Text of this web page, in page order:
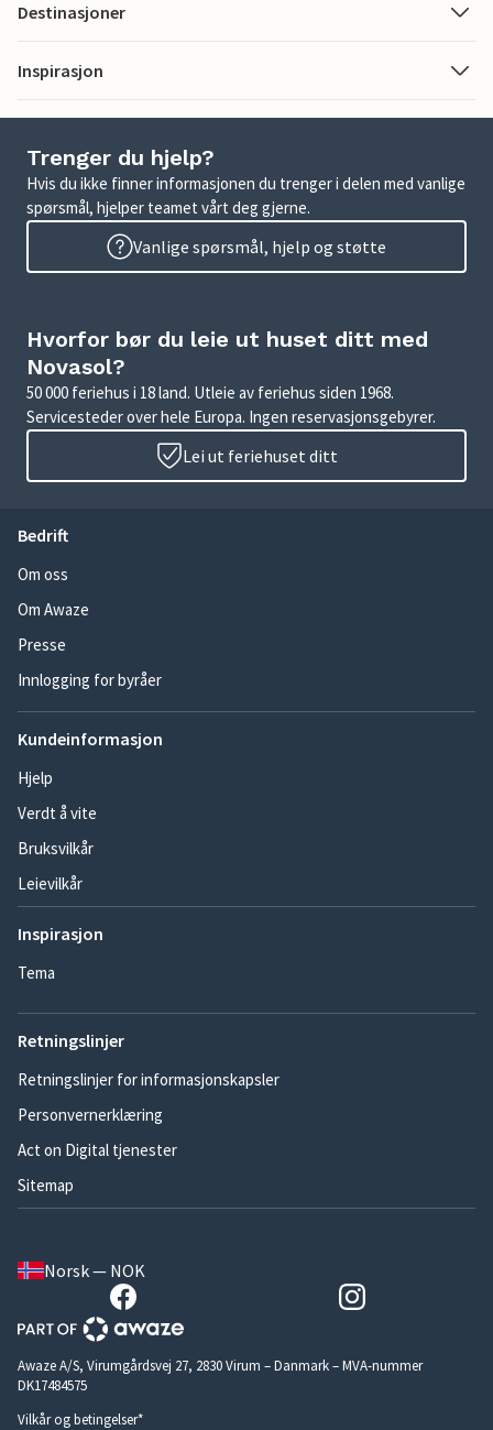
Destinasjoner
Inspirasjon
Trenger du hjelp?
Hvis du ikke finner informasjonen du trenger i delen med vanlige
spørsmål, hjelper teamet vårt deg gjerne.
Vanlige spørsmål, hjelp og støtte
Hvorfor bør du leie ut huset ditt med
Novasol?
50 000 feriehus i 18 land. Utleie av feriehus siden 1968.
Servicesteder over hele Europa. Ingen reservasjonsgebyrer.
Lei ut feriehuset ditt
Bedrift
Om oss
Om Awaze
Presse
Innlogging for byråer
Kundeinformasjon
Hjelp
Verdt å vite
Bruksvilkår
Leievilkår
Inspirasjon
Tema
Retningslinjer
Retningslinjer for informasjonskapsler
Personvernerklæring
Act on Digital tjenester
Sitemap
Norsk — NOK
Awaze A/S, Virumgårdsvej 27, 2830 Virum – Danmark – MVA-nummer
DK17484575
Vilkår og betingelser*